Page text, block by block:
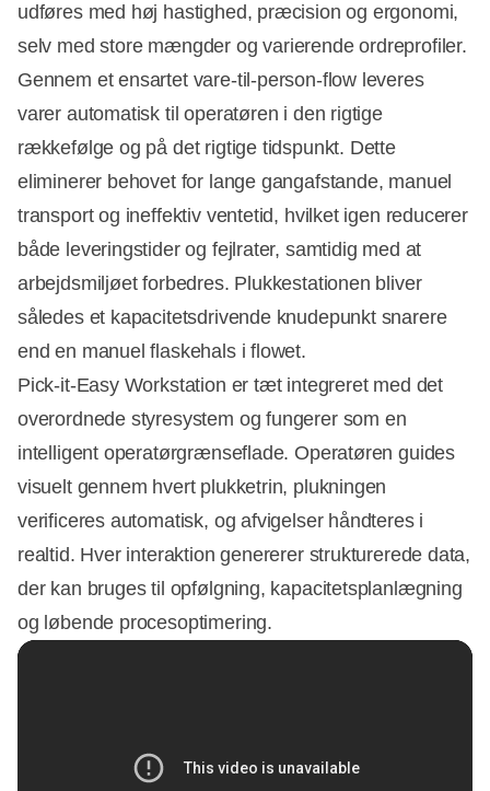
udføres med høj hastighed, præcision og ergonomi,
selv med store mængder og varierende ordreprofiler.
Gennem et ensartet vare-til-person-flow leveres
varer automatisk til operatøren i den rigtige
rækkefølge og på det rigtige tidspunkt. Dette
eliminerer behovet for lange gangafstande, manuel
transport og ineffektiv ventetid, hvilket igen reducerer
både leveringstider og fejlrater, samtidig med at
arbejdsmiljøet forbedres. Plukkestationen bliver
således et kapacitetsdrivende knudepunkt snarere
end en manuel flaskehals i flowet.
Pick-it-Easy Workstation er tæt integreret med det
overordnede styresystem og fungerer som en
intelligent operatørgrænseflade. Operatøren guides
visuelt gennem hvert plukketrin, plukningen
verificeres automatisk, og afvigelser håndteres i
realtid. Hver interaktion genererer strukturerede data,
der kan bruges til opfølgning, kapacitetsplanlægning
og løbende procesoptimering.